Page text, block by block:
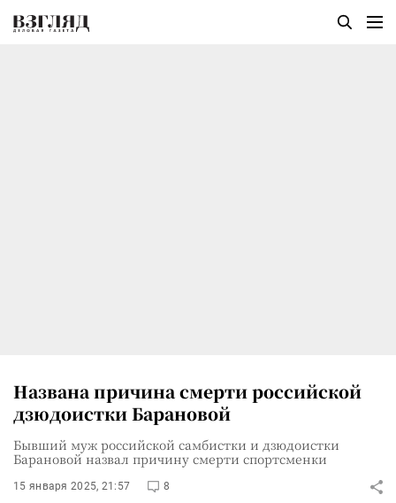
Названа причина смерти российской
дзюдоистки Барановой
Бывший муж российской самбистки и дзюдоистки
Барановой назвал причину смерти спортсменки
15 января 2025, 21:57 8